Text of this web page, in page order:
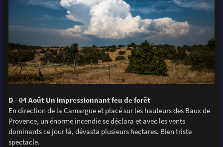
D - 04 Août Un impressionnant feu de forêt
En direction de la Camargue et placé sur les hauteurs des Baux de
Provence, un énorme incendie se déclara et avec les vents
dominants ce jour là, dévasta plusieurs hectares. Bien triste
spectacle.